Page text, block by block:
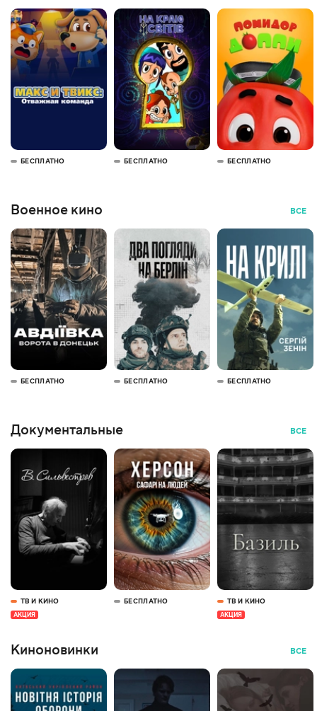
БЕСПЛАТНО БЕСПЛАТНО БЕСПЛАТНО
Военное кино ВСЕ
БЕСПЛАТНО БЕСПЛАТНО БЕСПЛАТНО
Документальные ВСЕ
ТВ И КИНО
АКЦИЯ
БЕСПЛАТНО
ТВ И КИНО
АКЦИЯ
Киноновинки ВСЕ